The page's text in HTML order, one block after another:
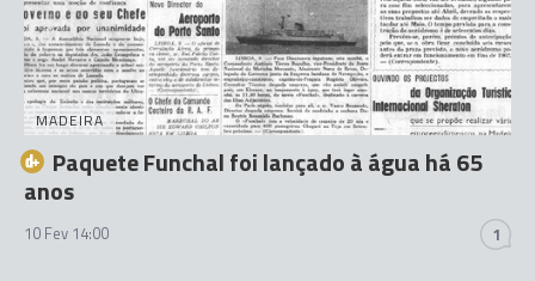
MADEIRA
Paquete Funchal foi lançado à água há 65
anos
10 Fev 14:00 1